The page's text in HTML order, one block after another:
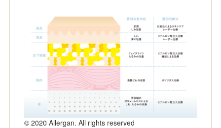
© 2020 Allergan. All rights reserved